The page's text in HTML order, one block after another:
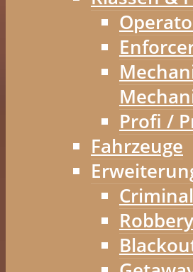
Profi /
Fahrzeuge
Robbery